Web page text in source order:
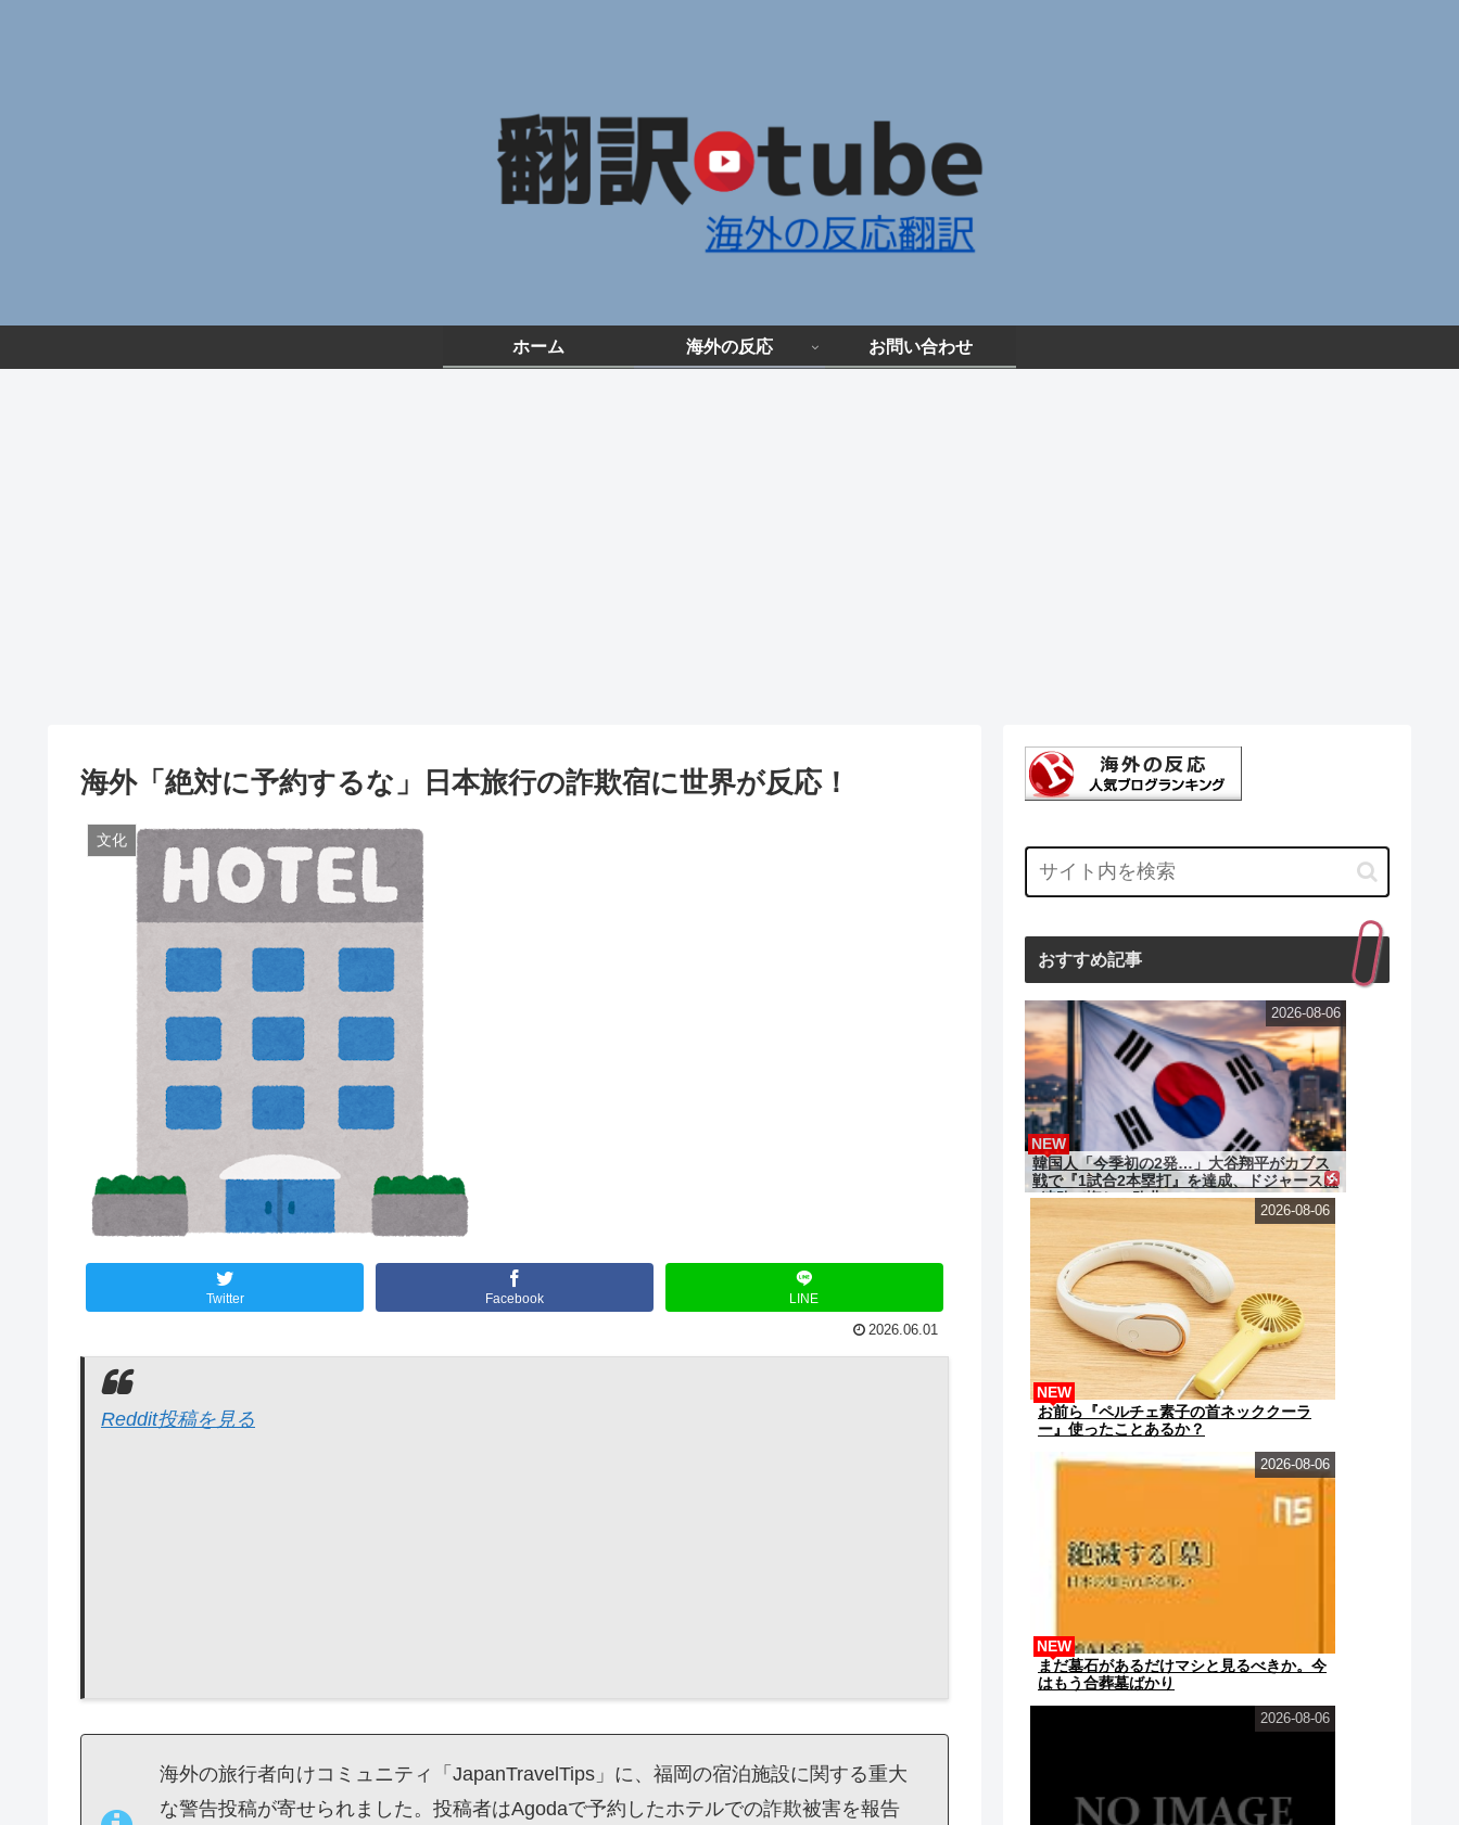
ホーム 海外の反応 お問い合わせ
海外「絶対に予約するな」日本旅行の詐欺宿に世界が反応！
文化
Twitter Facebook LINE
2026.06.01
Reddit投稿を見る
海外の旅行者向けコミュニティ「JapanTravelTips」に、福岡の宿泊施設に関する重大
な警告投稿が寄せられました。投稿者はAgodaで予約したホテルでの詐欺被害を報告
おすすめ記事
韓国人「今季初の2発…」大谷翔平がカブス
戦で『1試合2本塁打』を達成、ドジャースは
6連敗で悔しい敗北
NEW
2026-08-06
お前ら『ペルチェ素子の首ネッククーラ
ー』使ったことあるか？
NEW
2026-08-06
まだ墓石があるだけマシと見るべきか。今
はもう合葬墓ばかり
NEW
2026-08-06
2026-08-06